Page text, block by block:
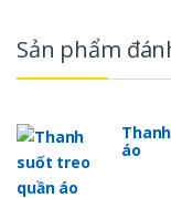
Sản phẩm
áo